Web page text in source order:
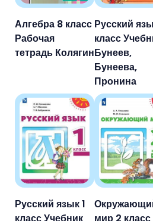
Алгебра 8 класс
Рабочая
тетрадь Колягин
Русский
класс
Бунеев,
Бунеева,
Пронина
Русский язык 1
класс Учебник
мир 2 класс